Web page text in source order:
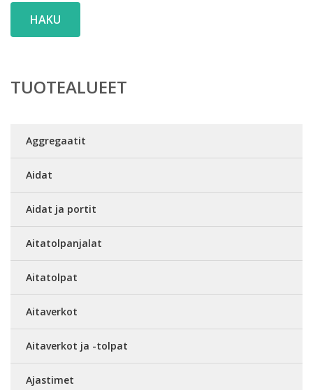
HAKU
TUOTEALUEET
Aggregaatit
Aidat
Aidat ja portit
Aitatolpanjalat
Aitatolpat
Aitaverkot
Aitaverkot ja -tolpat
Ajastimet